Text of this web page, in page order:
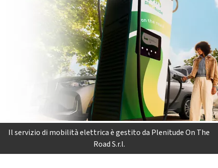
Il servizio di mobilità elettrica è gestito da Plenitude On The
Road S.r.l.